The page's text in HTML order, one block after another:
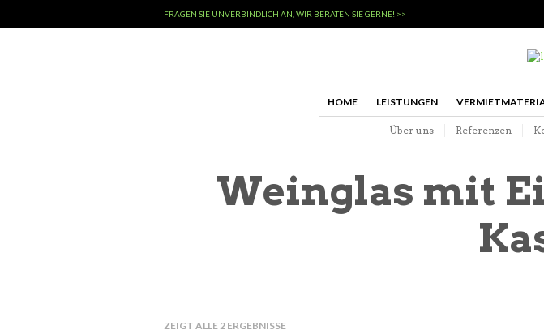
FRAGEN SIE UNVERBINDLICH AN, WIR BERATEN SIE GERNE! >>
HOME LEISTUNGEN
Über uns Referenzen
Weinglas mit
ZEIGT ALLE 2 ERGEBNISSE